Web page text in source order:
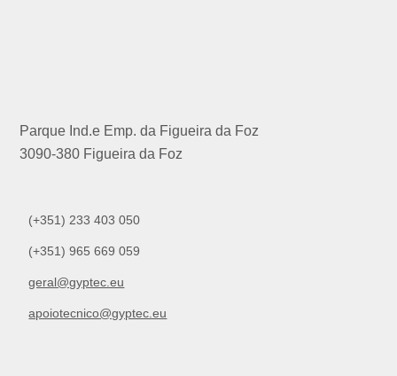
Parque Ind.e Emp. da Figueira da Foz
3090-380 Figueira da Foz
(+351) 233 403 050
(+351) 965 669 059
geral@gyptec.eu
apoiotecnico@gyptec.eu